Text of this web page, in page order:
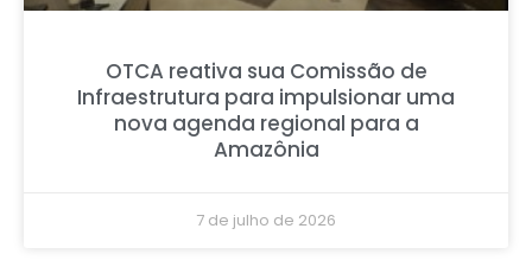
OTCA reativa sua Comissão de
Infraestrutura para impulsionar uma
nova agenda regional para a
Amazônia
7 de julho de 2026